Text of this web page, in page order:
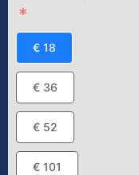
€ 18
€ 36
€ 52
€ 101